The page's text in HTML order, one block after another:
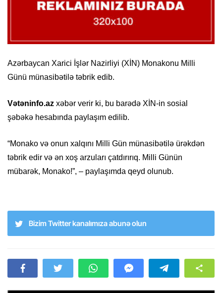
Azərbaycan Xarici İşlər Nazirliyi (XİN) Monakonu Milli
Günü münasibətilə təbrik edib.
Vətəninfo.az xəbər verir ki, bu barədə XİN-in sosial
şəbəkə hesabında paylaşım edilib.
“Monako və onun xalqını Milli Gün münasibətilə ürəkdən
təbrik edir və ən xoş arzuları çatdırırıq. Milli Günün
mübarək, Monako!”, – paylaşımda qeyd olunub.
Bizim Twitter kanalımıza abunə olun